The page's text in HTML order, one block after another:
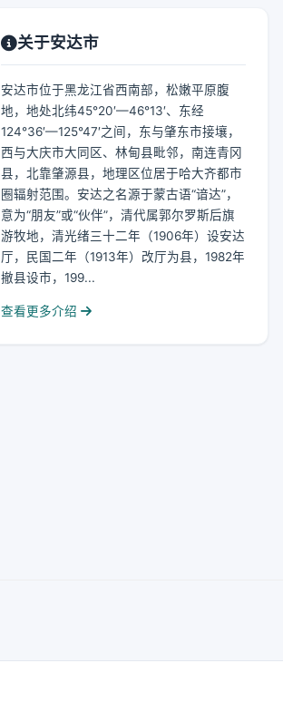
关于安达市
安达市位于黑龙江省西南部，松嫩平原腹
地，地处北纬45°20′—46°13′、东经
124°36′—125°47′之间，东与肇东市接壤，
西与大庆市大同区、林甸县毗邻，南连青冈
县，北靠肇源县，地理区位居于哈大齐都市
圈辐射范围。安达之名源于蒙古语“谙达”，
意为“朋友”或“伙伴”，清代属郭尔罗斯后旗
游牧地，清光绪三十二年（1906年）设安达
厅，民国二年（1913年）改厅为县，1982年
撤县设市，199...
查看更多介绍